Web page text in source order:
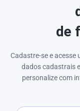
de
Cadastre-se e
dados cadastrais
personalize com